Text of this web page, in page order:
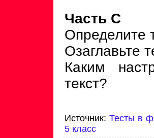
Часть С
Определите
Озаглавьте
Каким
текст?
Источник: Тесты в
5 класс